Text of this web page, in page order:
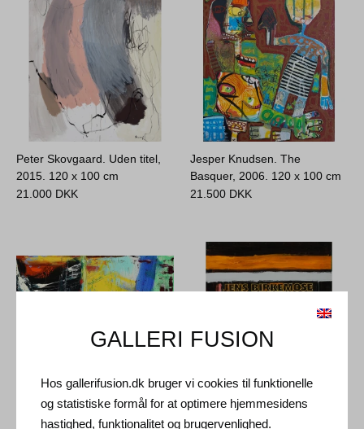
Peter Skovgaard. Uden titel,
2015. 120 x 100 cm
21.000 DKK
Jesper Knudsen. The
Basquer, 2006. 120 x 100 cm
21.500 DKK
Judith Fischer-Hansen. Til min
Jens Birkemose. Pinturas,
GALLERI FUSION
Hos gallerifusion.dk bruger vi cookies til funktionelle
og statistiske formål for at optimere hjemmesidens
hastighed, funktionalitet og brugervenlighed.